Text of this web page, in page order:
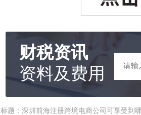
财税资讯
资料及费用
标题：深圳前海注册跨境电商公司可享受到